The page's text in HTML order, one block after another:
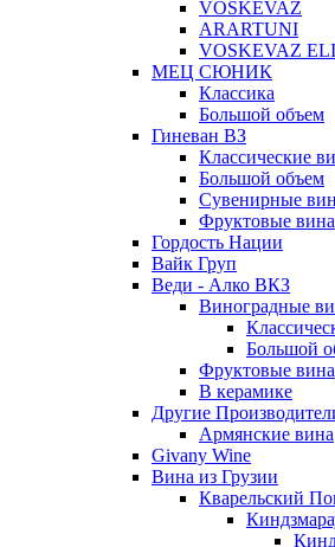
VOSKEVAZ
ARARTUNI
VOSKEVAZ
МЕЦ СЮНИК
Классика
Большой объем
Гиневан ВЗ
Классические
Большой объем
Сувенирные
Фруктовые вина
Гордость Нации
Вайк Груп
Веди - Алко ВКЗ
Виноградные
Большой
Фруктовые вина
В керамике
Другие
Армянские вина
Givany Wine
Вина из Грузии
Кварельский